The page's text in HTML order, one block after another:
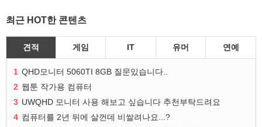
최근 HOT한 콘텐츠
견적 게임 IT 유머 연예
1 QHD모니터 5060TI 8GB 질문있습니다..
2 웹툰 작가용 컴퓨터
3 UWQHD 모니터 사용 해보고 싶습니다 추천부탁드려요
4 컴퓨터를 2년 뒤에 살껀데 비쌀려나요...?